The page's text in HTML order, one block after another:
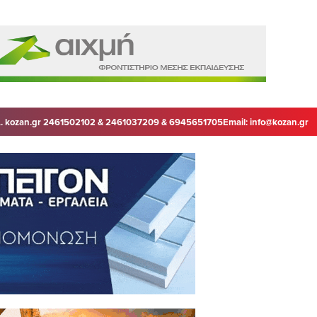
kozan.gr 2461502102 & 2461037209 & 6945651705Email:info@kozan.gr